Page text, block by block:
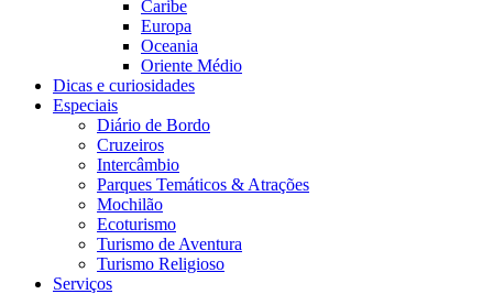
Caribe
Europa
Oceania
Oriente Médio
Dicas e curiosidades
Especiais
Diário de Bordo
Cruzeiros
Intercâmbio
Parques Temáticos & Atrações
Mochilão
Ecoturismo
Turismo de Aventura
Turismo Religioso
Serviços